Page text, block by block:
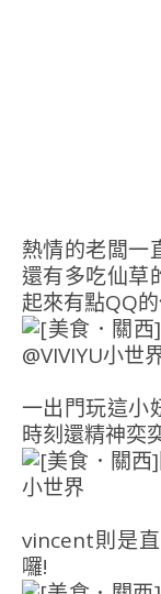
熱情的老闆一
還有多吃仙草
起來有點QQ
一出門玩這小
時刻還精神奕
vincent則是
囉!